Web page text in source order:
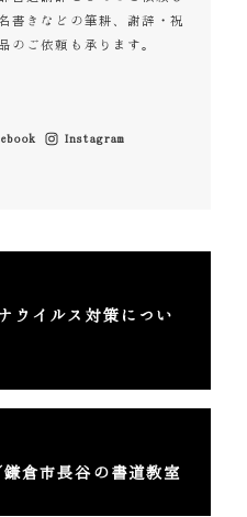
書きなどの筆耕、謝辞・祝
のご依頼も承ります。
Instagram
ウイルス対策につい
倉市長谷の書道教室